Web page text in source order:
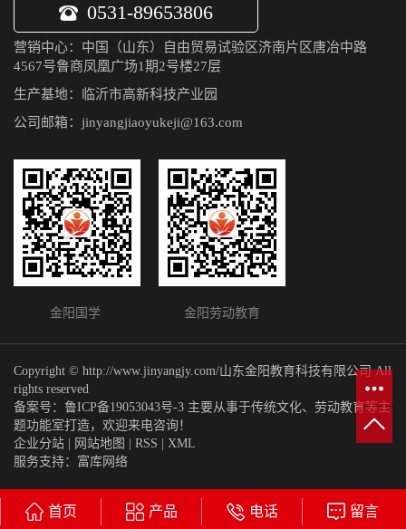
0531-89653806
营销中心：中国（山东）自由贸易试验区济南片区唐冶中路
4567号鲁商凤凰广场1期2号楼27层
生产基地：临沂市高新科技产业园
公司邮箱：jinyangjiaoyukeji@163.com
金阳国学 金阳劳动教育
Copyright © http://www.jinyangjy.com/山东金阳教育科技有限公司 All
rights reserved
备案号： 鲁ICP备19053043号-3 主要从事于传统文化、劳动教育等主
题功能室打造，欢迎来电咨询！
企业分站
网站地图 RSS
XML
服务支持： 富库网络
首页 产品 电话 留言